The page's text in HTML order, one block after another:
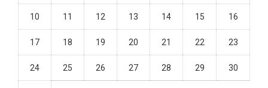
10 11 12 13 14 15 16
17 18 19 20 21 22 23
24 25 26 27 28 29 30